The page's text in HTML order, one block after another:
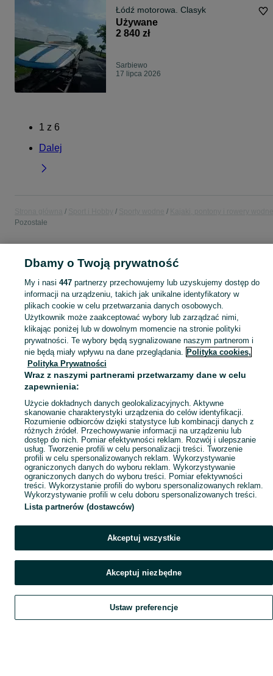
Łódź motorowa. Clasyk
Używane
2 840 zł
Sarbiewo
17 lipca 2026
1 z 6
Dalej
Pozostałe
KATEGORIA
Sprzedaż pozostałego sprzętu do kajakarstwa w Polsce ▶️ Nowe i używane ✅ Szeroki wybór w najlepszych cenach ✌ Sprawdź oferty i kupuj tanio na OLX.pl! Zobacz
Mapa kategorii
Mapa miejscowości
Mapa ministron
Szukaj Obserwujesz Dodaj Czat Konto
Dbamy o Twoją prywatność
My i nasi 447partnerzy przechowujemy lub uzyskujemy dostęp do
informacji na urządzeniu, takich jak unikalne identyfikatory w
plikach cookie w celu przetwarzania danych osobowych.
Użytkownik może zaakceptować wybory lub zarządzać nimi,
klikając poniżej lub w dowolnym momencie na stronie polityki
prywatności. Te wybory będą sygnalizowane naszym partnerom i
nie będą miały wpływu na dane przeglądania. Polityka cookies,
Polityka Prywatności
Wraz z naszymi partnerami przetwarzamy dane w celu
zapewnienia:
Użycie dokładnych danych geolokalizacyjnych. Aktywne
skanowanie charakterystyki urządzenia do celów identyfikacji.
Rozumienie odbiorców dzięki statystyce lub kombinacji danych z
różnych źródeł. Przechowywanie informacji na urządzeniu lub
dostęp do nich. Pomiar efektywności reklam. Rozwój i ulepszanie
usług. Tworzenie profili w celu personalizacji treści. Tworzenie
profili w celu spersonalizowanych reklam. Wykorzystywanie
ograniczonych danych do wyboru reklam. Wykorzystywanie
ograniczonych danych do wyboru treści. Pomiar efektywności
treści. Wykorzystanie profili do wyboru spersonalizowanych reklam.
Wykorzystywanie profili w celu doboru spersonalizowanych treści.
Lista partnerów (dostawców)
Akceptuj wszystkie
Akceptuj niezbędne
Ustaw preferencje